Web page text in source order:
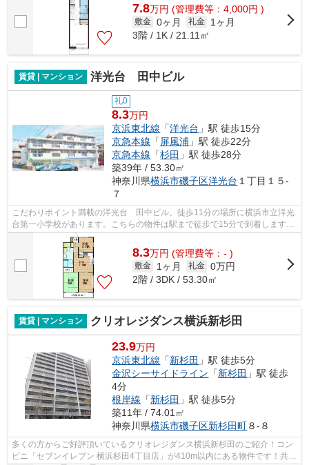
7.8万円 (管理費等：4,000円 )
敷金 0ヶ月 礼金
1ヶ月
3階 / 1K / 21.11㎡
賃貸 | マンション 洋光台 田中ビル
礼0
8.3万円
京浜東北線 「洋光台 」駅 徒歩15分
京急本線 「 屏風浦 」駅 徒歩22分
京急本線 「杉田 」駅 徒歩28分
築39年 / 53.30㎡
神奈川県横浜市磯子区洋光台 １丁目１５-
７
こだわりポイント満載の洋光台 田中ビル。徒歩11分の場所に横浜市立洋光
台第一小学校があります。こちらの物件は駅まで徒歩で15分で到着します。
防犯対策もバッチリなマンションタイ...
8.3万円 (管理費等：- )
敷金 1ヶ月 礼金 0万円
2階 / 3DK / 53.30㎡
賃貸 | マンション クリオレジダンス横浜新杉田
23.9万円
京浜東北線 「新杉田 」駅 徒歩5分
金沢シーサイドライン 「新杉田 」駅 徒歩
4分
根岸線 「新杉田 」駅 徒歩5分
築11年 / 74.01㎡
神奈川県横浜市磯子区新杉田町８-８
多くの方からご好評頂いているクリオレジダンス横浜新杉田のご紹介！コン
ビニ「セブンイレブン 横浜杉田4丁目店」が410m以内にある物件です！共用